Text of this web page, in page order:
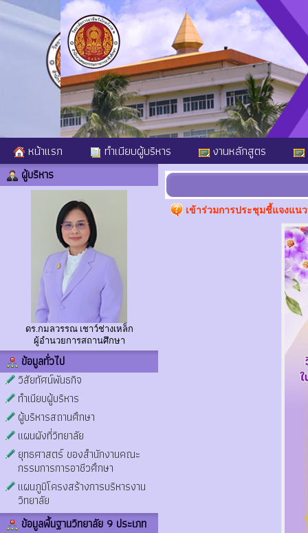
หน้าแรก ทำเนียบผู้บริหาร งานหลักสูตร
ผู้บริหาร
ดร.กมลวรรณ เชาว์ช่างเหล็ก
ผู้อำนวยการสถานศึกษา
ข้อมูลทั่วไป
วิสัยทัศน์พันธกิจ
ทำเนียบผู้บริหาร
ผู้บริหารสถานศึกษา
แผนผังที่วิทยาลัย
ยุทธศาสตร์ ของสำนักงานคณะ
กรรมการการอาชีวศึกษา
แผนภูมิโครงสร้างการบริหารงาน
วิทยาลัย
ข้อมูลพื้นฐานวิทยาลัย 9 ประเภท
เข้าร่วมการประชุมชี้แจงแน